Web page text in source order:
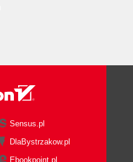
Sensus.pl
DlaBystrzakow.pl
Ebookpoint.pl